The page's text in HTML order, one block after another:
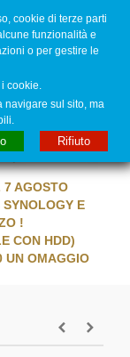
tuoi dati !
AGOSTO
E
!
CON HDD)
UN OMAGGIO
cookie di terze parti
funzionalità e
o per gestire le
cookie.
navigare sul sito, ma
Rifiuto